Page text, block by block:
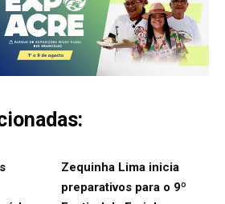
Zequinha Lima inicia
preparativos para o 9º